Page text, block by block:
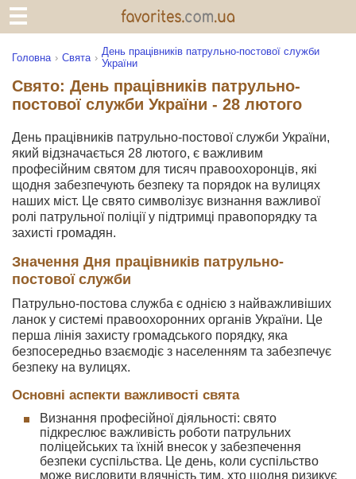
Головна Свята
День працівників патрульно-постової служби
України
Свято: День працівників патрульно-
постової служби України - 28 лютого
День працівників патрульно-постової служби України,
який відзначається 28 лютого, є важливим
професійним святом для тисяч правоохоронців, які
щодня забезпечують безпеку та порядок на вулицях
наших міст. Це свято символізує визнання важливої
ролі патрульної поліції у підтримці правопорядку та
захисті громадян.
Значення Дня працівників патрульно-
постової служби
Патрульно-постова служба є однією з найважливіших
ланок у системі правоохоронних органів України. Це
перша лінія захисту громадського порядку, яка
безпосередньо взаємодіє з населенням та забезпечує
безпеку на вулицях.
Основні аспекти важливості свята
Визнання професійної діяльності: свято
підкреслює важливість роботи патрульних
поліцейських та їхній внесок у забезпечення
безпеки суспільства. Це день, коли суспільство
може висловити вдячність тим, хто щодня ризикує